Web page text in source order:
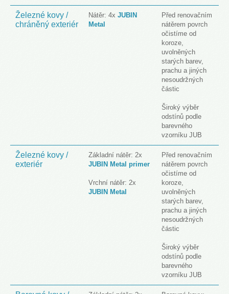
Železné kovy /
chráněný exteriér
Nátěr: 4x JUBIN
Metal
Před renovačním
nátěrem povrch
očistíme od
koroze,
uvolněných
starých barev,
prachu a jiných
nesoudržných
částic
Široký výběr
odstínů podle
barevného
vzorníku JUB
Železné kovy /
exteriér
Základní nátěr: 2x
JUBIN Metal primer
Vrchní nátěr: 2x
JUBIN Metal
Před renovačním
nátěrem povrch
očistíme od
koroze,
uvolněných
starých barev,
prachu a jiných
nesoudržných
částic
Široký výběr
odstínů podle
barevného
vzorníku JUB